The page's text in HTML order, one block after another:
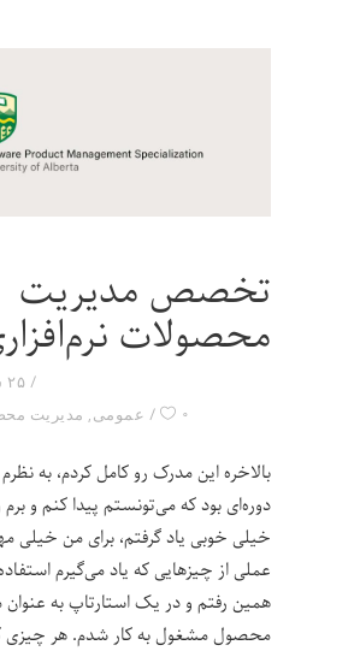
تخصص مدیریت
محصولات
۲۵ شهریور ۱۴۰۲
عمومی, مدیریت ۰
بالاخره این مدرک رو کامل کردم، به
دوره‌ای بود که می‌تونستم پیدا کنم و
خیلی خوبی یاد گرفتم، برای من خیلی
عملی از چیزهایی که یاد می‌گیرم
همین رفتم و در یک استارتاپ به عنوان
محصول مشغول به کار شدم. هر چیزی